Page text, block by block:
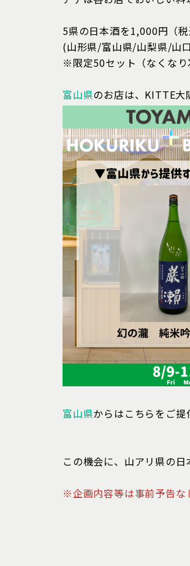
5県の日本酒を1,000円（
(山形県/富山県/山梨県/山
※限定50セット（なくなり
富山県のお店は、KITTE大
富山県からはこちらをご提
この機会に、山アリ県の日
※企画内容等は事前予告な